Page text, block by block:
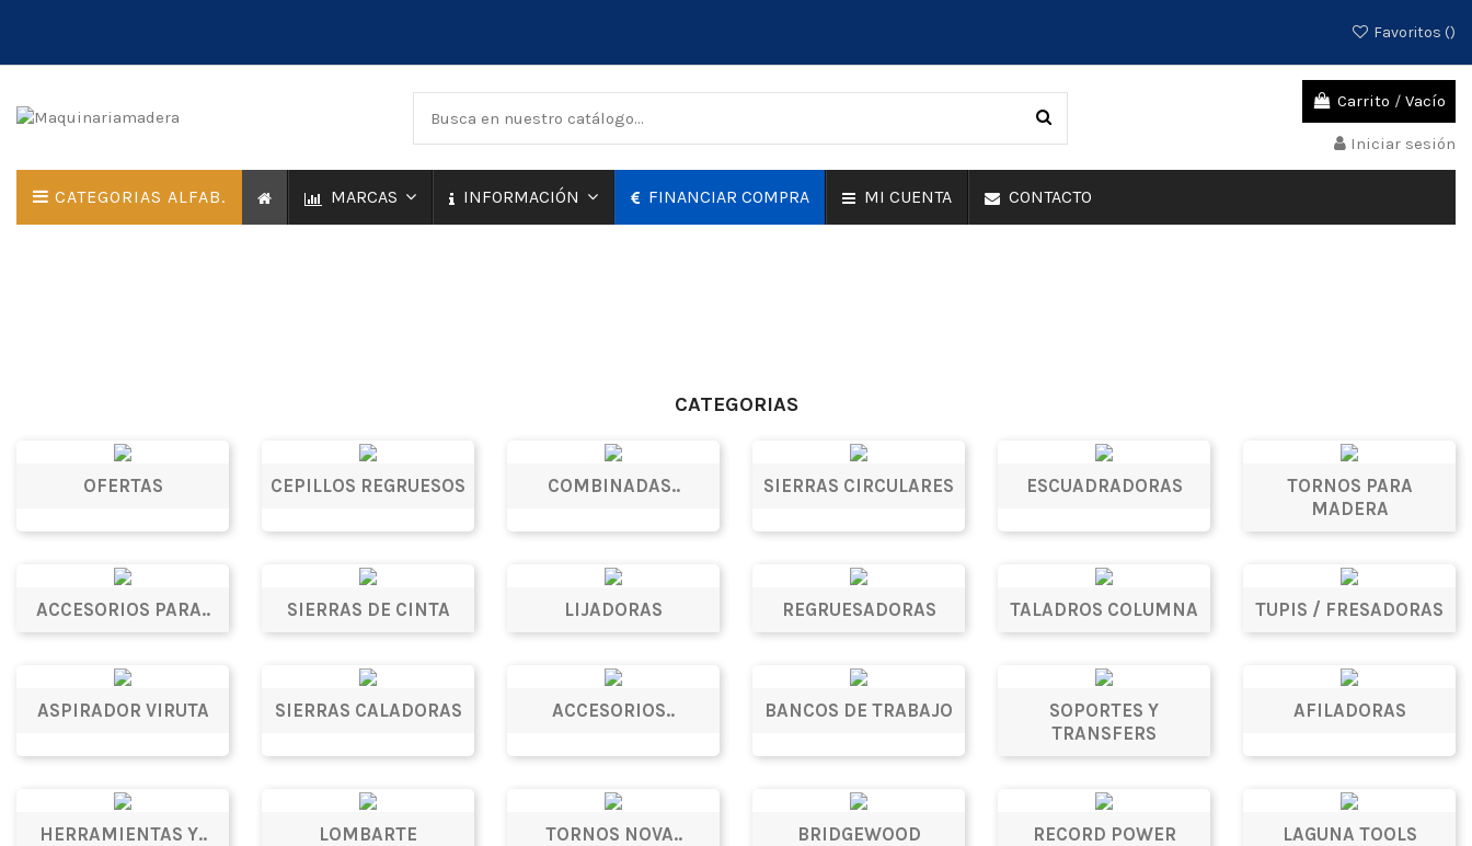
Favoritos ()
Carrito / Vacío
Iniciar sesión
CATEGORIAS ALFAB. MARCAS INFORMACIÓN FINANCIAR COMPRA MI CUENTA CONTACTO
CATEGORIAS
OFERTAS CEPILLOS REGRUESOS COMBINADAS.. SIERRAS CIRCULARES ESCUADRADORAS
TORNOS PARA
MADERA
ACCESORIOS PARA.. SIERRAS DE CINTA LIJADORAS REGRUESADORAS TALADROS COLUMNA TUPIS / FRESADORAS
ASPIRADOR VIRUTA SIERRAS CALADORAS ACCESORIOS.. BANCOS DE TRABAJO
SOPORTES Y
TRANSFERS
AFILADORAS
HERRAMIENTAS Y.. LOMBARTE TORNOS NOVA.. BRIDGEWOOD RECORD POWER LAGUNA TOOLS